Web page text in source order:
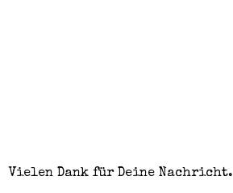
Vielen Dank für Deine Nachricht.